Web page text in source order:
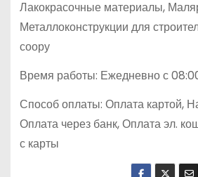
Лакокрасочные материалы,
Металлоконструкции для
соору
Время работы: Ежедневно с
Способ оплаты: Оплата картой,
Оплата через банк, Оплата эл.
с карты